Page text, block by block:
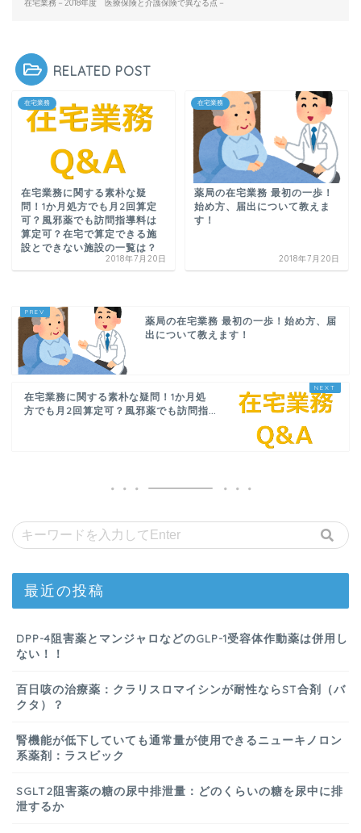
在宅業務－2018年度 医療保険と介護保険で異なる点－
RELATED POST
在宅業務
在宅業務に関する素朴な疑
問！1か月処方でも月2回算定
可？風邪薬でも訪問指導料は
算定可？在宅で算定できる施
設とできない施設の一覧は？
2018年7月20日
在宅業務
薬局の在宅業務 最初の一歩！
始め方、届出について教えま
す！
2018年7月20日
薬局の在宅業務 最初の一歩！始め方、届
出について教えます！
在宅業務に関する素朴な疑問！1か月処
方でも月2回算定可？風邪薬でも訪問指...
最近の投稿
DPP-4阻害薬とマンジャロなどのGLP-1受容体作動薬は併用し
ない！！
百日咳の治療薬：クラリスロマイシンが耐性ならST合剤（バ
クタ）？
腎機能が低下していても通常量が使用できるニューキノロン
系薬剤：ラスビック
SGLT2阻害薬の糖の尿中排泄量：どのくらいの糖を尿中に排
泄するか